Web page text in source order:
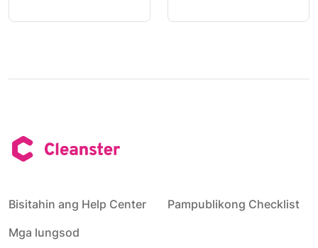
Bisitahin ang Help Center
Pampublikong Checklist
Mga lungsod